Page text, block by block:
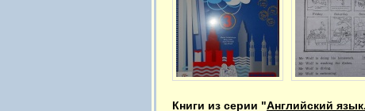
Книги из серии "Английский